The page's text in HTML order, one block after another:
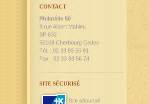
CONTACT
Philatélie 50
9,rue Albert Mahieu
BP 832
50108 Cherbourg Cedex
Tél. : 02 33 93 55 91
Fax : 02 33 93 56 74
SITE SÉCURISÉ
Site sécurisé